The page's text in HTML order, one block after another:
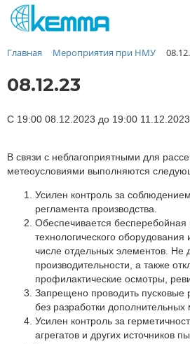
Каталог
О заводе
Новости
Дилеры
Недвижимость
Мероприятия при НМУ
Предложения к зачёту
Подбор
Вакансии
Сертификаты
Партнеры
Главная Мероприятия при НМУ
08.12.23
С 19:00 08.12.2023 до 19:00 11.12.2023
В связи с неблагоприятными для
метеоусловиями выполняются
Усилен контроль за
регламента производства.
Обеспечивается бесперебойная
технологического
числе отдельных элементов. Не
производительности, а также
профилактические осмотры,
Запрещено проводить пусковые
без разработки дополнительных
Усилен контроль за
агрегатов и других источников